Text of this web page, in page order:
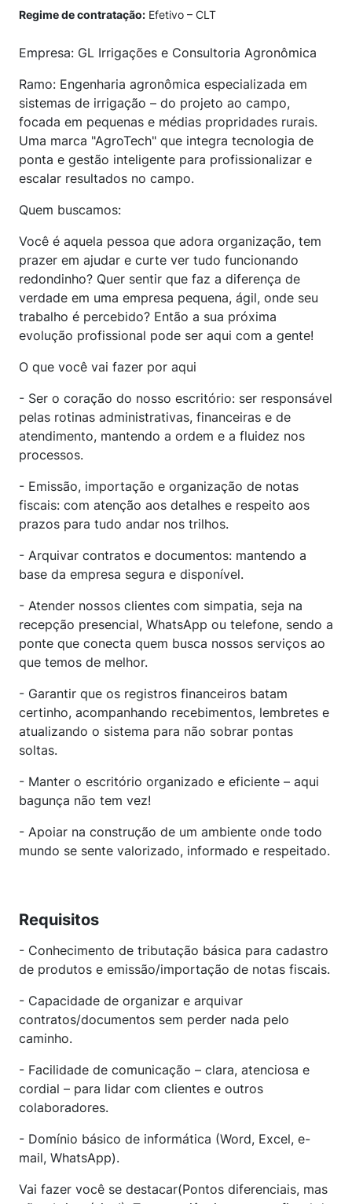
Regime de contratação: Efetivo – CLT
Empresa: GL Irrigações e Consultoria Agronômica
Ramo: Engenharia agronômica especializada em
sistemas de irrigação – do projeto ao campo,
focada em pequenas e médias propridades rurais.
Uma marca "AgroTech" que integra tecnologia de
ponta e gestão inteligente para profissionalizar e
escalar resultados no campo.
Quem buscamos:
Você é aquela pessoa que adora organização, tem
prazer em ajudar e curte ver tudo funcionando
redondinho? Quer sentir que faz a diferença de
verdade em uma empresa pequena, ágil, onde seu
trabalho é percebido? Então a sua próxima
evolução profissional pode ser aqui com a gente!
O que você vai fazer por aqui
- Ser o coração do nosso escritório: ser responsável
pelas rotinas administrativas, financeiras e de
atendimento, mantendo a ordem e a fluidez nos
processos.
- Emissão, importação e organização de notas
fiscais: com atenção aos detalhes e respeito aos
prazos para tudo andar nos trilhos.
- Arquivar contratos e documentos: mantendo a
base da empresa segura e disponível.
- Atender nossos clientes com simpatia, seja na
recepção presencial, WhatsApp ou telefone, sendo a
ponte que conecta quem busca nossos serviços ao
que temos de melhor.
- Garantir que os registros financeiros batam
certinho, acompanhando recebimentos, lembretes e
atualizando o sistema para não sobrar pontas
soltas.
- Manter o escritório organizado e eficiente – aqui
bagunça não tem vez!
- Apoiar na construção de um ambiente onde todo
mundo se sente valorizado, informado e respeitado.
Requisitos
- Conhecimento de tributação básica para cadastro
de produtos e emissão/importação de notas fiscais.
- Capacidade de organizar e arquivar
contratos/documentos sem perder nada pelo
caminho.
- Facilidade de comunicação – clara, atenciosa e
cordial – para lidar com clientes e outros
colaboradores.
- Domínio básico de informática (Word, Excel, e-
mail, WhatsApp).
Vai fazer você se destacar(Pontos diferenciais, mas